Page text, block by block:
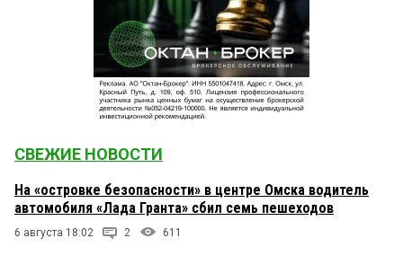
СВЕЖИЕ НОВОСТИ
На «островке безопасности» в центре Омска водитель
автомобиля «Лада Гранта» сбил семь пешеходов
6 августа 18:02 2 611